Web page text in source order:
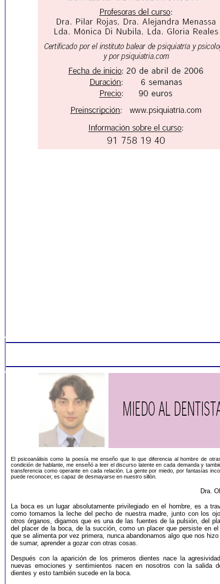
El psicoanálisis como la poesía me enseño que lo que diferencia al hombre de
condición de hablante, me enseñó a leer el discurso latente en cada demanda y
transferencia como operante en cada relación. La gente por miedo, por fantasías
puede reconocer, es capaz de desmayarse en nuestro sillón.
Dra.
La boca es un lugar absolutamente privilegiado en el hombre, es a
como tomamos la leche del pecho de nuestra madre, junto con los
otros órganos, digamos que es una de las fuentes de la pulsión, del
del placer de la boca, de la succión, como un placer que persiste en el
que se alimenta por vez primera, nunca abandonamos algo que nos
de sumar, aprender a gozar con otras cosas.
Después con la aparición de los primeros dientes nace la
nuevas emociones y sentimientos nacen en nosotros con la salida
dientes y esto también sucede en la boca.